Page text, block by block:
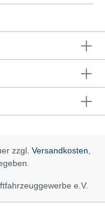
zzgl. Versandkosten
e.V.